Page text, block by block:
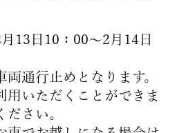
13日10：00～2月14日
通行止めとなります。
用いただくことができま
さい。